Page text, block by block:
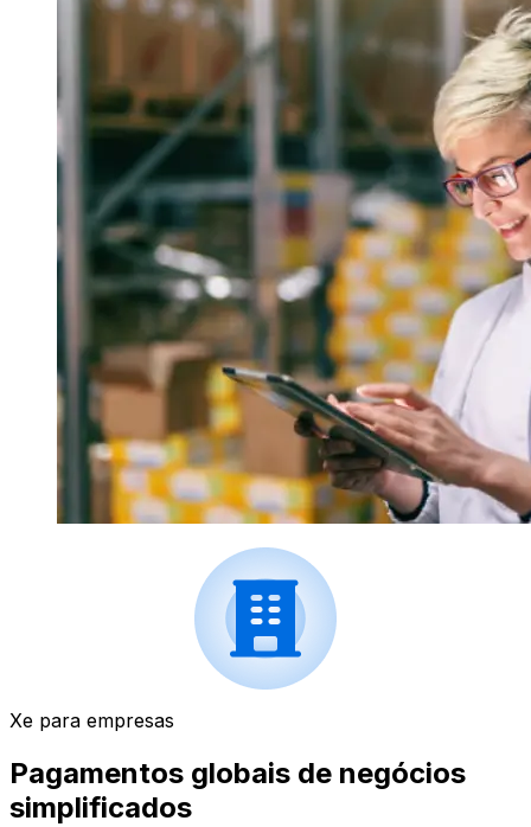
Xe para empresas
Pagamentos globais de negócios
simplificados